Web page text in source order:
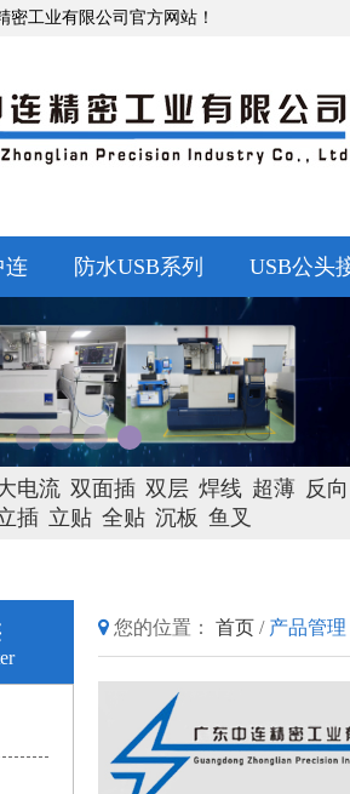
工业有限公司官方网站！
连 防水USB系列 USB公头
电流 双面插 双层 焊线 超薄 反向
插 立贴 全贴 沉板 鱼叉
您的位置： 首页 / 产品管理